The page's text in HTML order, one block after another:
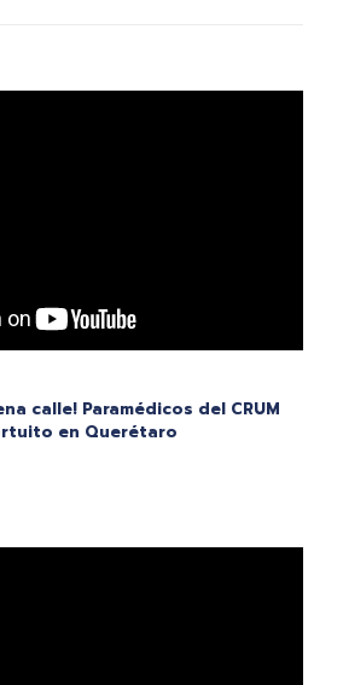
calle! Paramédicos del CRUM
en Querétaro